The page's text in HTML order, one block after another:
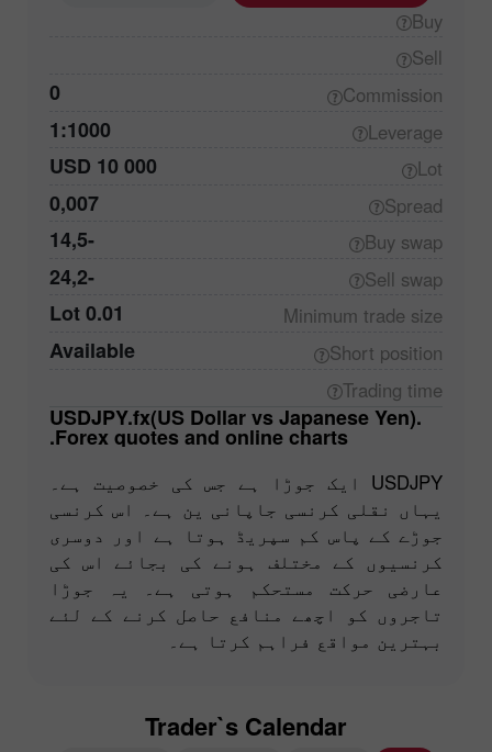
Buy
Sell
Commission
0
Leverage
1:1000
Lot
USD 10 000
Spread
0,007
Buy swap
-14,5
Sell swap
-24,2
Minimum trade size
0.01 Lot
Short position
Available
Trading time
USDJPY.fx(US Dollar vs Japanese Yen).
Forex quotes and online charts.
USDJPY ایک جوڑا ہے جس کی خصوصیت ہے۔
یہاں نقلی کرنسی جاپانی ین ہے۔ اس کرنسی
جوڑے کے پاس کم سپریڈ ہوتا ہے اور دوسری
کرنسیوں کے مختلف ہونے کی بجائے اس کی
عارضی حرکت مستحکم ہوتی ہے۔ یہ جوڑا
تاجروں کو اچھے منافع حاصل کرنے کے لئے
بہترین مواقع فراہم کرتا ہے۔
Trader`s Calendar